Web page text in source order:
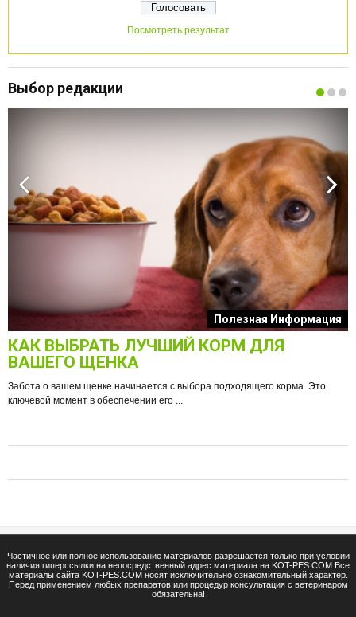
Посмотреть результат
Выбор редакции
Полезная Информация
КАК ВЫБРАТЬ ЛУЧШИЙ КОРМ ДЛЯ
ВАШЕГО ЩЕНКА
Забота о вашем щенке начинается с выбора подходящего корма. Это
ключевой момент в обеспечении его ...
Частичное или полное использование материалов разрешается только при условии
наличия гиперссылки на непосредственный адрес материала на KOT-PES.COM Все
материалы сайта KOT-PES.COM носят исключительно ознакомительный характер.
Перед применением любых препаратов или процедур консультация с ветеринаром
обязательна!